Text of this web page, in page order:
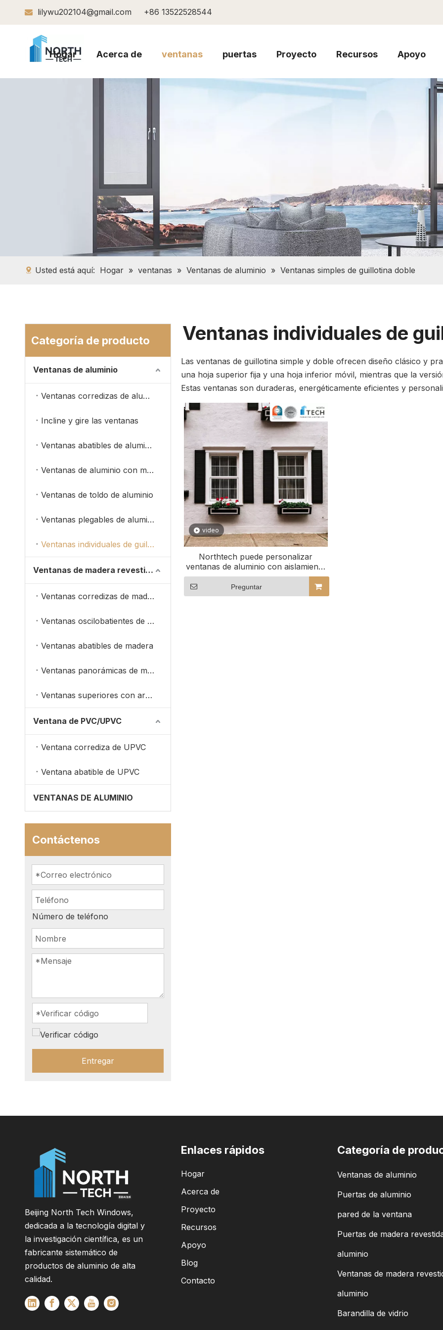
 lilywu202104@gmail.com +86 13522528544
Hogar Acerca de ventanas puertas Proyecto Recursos Apoyo
Usted está aquí: Hogar » ventanas » Ventanas de aluminio » Ventanas simples de guillotina doble
Categoría de producto
Ventanas de aluminio
Ventanas corredizas de aluminio
Incline y gire las ventanas
Ventanas abatibles de aluminio
Ventanas de aluminio con marco estrecho
Ventanas de toldo de aluminio
Ventanas plegables de aluminio
Ventanas individuales de guillotina doble
Ventanas de madera revestidas de aluminio
Ventanas corredizas de madera
Ventanas oscilobatientes de madera
Ventanas abatibles de madera
Ventanas panorámicas de madera revestidas de aluminio
Ventanas superiores con arco de madera
Ventana de PVC/UPVC
Ventana corrediza de UPVC
Ventana abatible de UPVC
VENTANAS DE ALUMINIO
Contáctenos
Número de teléfono
Entregar
Ventanas individuales de
Las ventanas de guillotina simple y doble ofrecen diseño clásico y
una hoja superior fija y una hoja inferior móvil, mientras que la
Estas ventanas son duraderas, energéticamente eficientes y
video
Northtech puede personalizar
ventanas de aluminio con aislamiento
o sin aislamiento, de guillotina simple
y doble
Preguntar
Beijing North Tech Windows,
dedicada a la tecnología digital y
la investigación científica, es un
fabricante sistemático de
productos de aluminio de alta
calidad.
Enlaces rápidos
Hogar
Acerca de
Proyecto
Recursos
Apoyo
Blog
Contacto
Categoría de
Ventanas de aluminio
Puertas de aluminio
pared de la ventana
Puertas de madera
aluminio
Ventanas de madera
aluminio
Barandilla de vidrio